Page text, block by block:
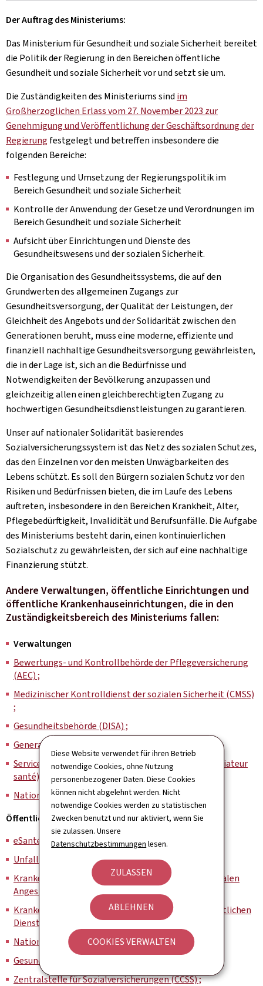
Diese Website verwendet für ihren Betrieb
notwendige Cookies, ohne Nutzung
personenbezogener Daten. Diese Cookies
können nicht abgelehnt werden. Nicht
notwendige Cookies werden zu statistischen
Zwecken benutzt und nur aktiviert, wenn Sie
sie zulassen. Unsere
Datenschutzbestimmungen lesen.
ZULASSEN
ABLEHNEN
COOKIES VERWALTEN
Der Auftrag des Ministeriums:
Das Ministerium für Gesundheit und soziale Sicherheit bereitet
die Politik der Regierung in den Bereichen öffentliche
Gesundheit und soziale Sicherheit vor und setzt sie um.
Die Zuständigkeiten des Ministeriums sind im
Großherzoglichen Erlass vom 27. November 2023 zur
Genehmigung und Veröffentlichung der Geschäftsordnung der
Regierung festgelegt und betreffen insbesondere die
folgenden Bereiche:
Festlegung und Umsetzung der Regierungspolitik im
Bereich Gesundheit und soziale Sicherheit
Kontrolle der Anwendung der Gesetze und Verordnungen im
Bereich Gesundheit und soziale Sicherheit
Aufsicht über Einrichtungen und Dienste des
Gesundheitswesens und der sozialen Sicherheit.
Die Organisation des Gesundheitssystems, die auf den
Grundwerten des allgemeinen Zugangs zur
Gesundheitsversorgung, der Qualität der Leistungen, der
Gleichheit des Angebots und der Solidarität zwischen den
Generationen beruht, muss eine moderne, effiziente und
finanziell nachhaltige Gesundheitsversorgung gewährleisten,
die in der Lage ist, sich an die Bedürfnisse und
Notwendigkeiten der Bevölkerung anzupassen und
gleichzeitig allen einen gleichberechtigten Zugang zu
hochwertigen Gesundheitsdienstleistungen zu garantieren.
Unser auf nationaler Solidarität basierendes
Sozialversicherungssystem ist das Netz des sozialen Schutzes,
das den Einzelnen vor den meisten Unwägbarkeiten des
Lebens schützt. Es soll den Bürgern sozialen Schutz vor den
Risiken und Bedürfnissen bieten, die im Laufe des Lebens
auftreten, insbesondere in den Bereichen Krankheit, Alter,
Pflegebedürftigkeit, Invalidität und Berufsunfälle. Die Aufgabe
des Ministeriums besteht darin, einen kontinuierlichen
Sozialschutz zu gewährleisten, der sich auf eine nachhaltige
Finanzierung stützt.
Andere Verwaltungen, öffentliche Einrichtungen und
öffentliche Krankenhauseinrichtungen, die in den
Zuständigkeitsbereich des Ministeriums fallen:
Verwaltungen
Bewertungs- und Kontrollbehörde der Pflegeversicherung
(AEC) ;
Medizinischer Kontrolldienst der sozialen Sicherheit (CMSS)
;
Gesundheitsbehörde (DISA) ;
Generalinspektion der sozialen Sicherheit (IGSS)
Service national d’information et de médiation (Médiateur
santé)
Nationales Gesundheitsobservatorium (OBS)
Öffentliche Einrichtungen
eSanté-Agentur(GIE);
Unfallversicherung (AAA);
Krankenkasse für Kommunalbeamten und kommunalen
Angestellten (CMFEC)
Krankenkasse für Beamte und Angestellte des öffentlichen
Dienstes (CMFEP)
Nationale Rentenversicherungskasse (CNAP
) ;
Gesundheitskasse (CNS) ;
Zentralstelle für Sozialversicherungen (CCSS) ;